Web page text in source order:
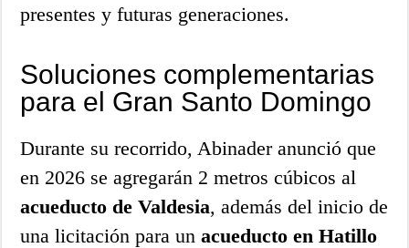
presentes y futuras generaciones.
Soluciones complementarias
para el Gran Santo Domingo
Durante su recorrido, Abinader anunció que
en 2026 se agregarán 2 metros cúbicos al
acueducto de Valdesia, además del inicio de
una licitación para unacueducto en Hatillo